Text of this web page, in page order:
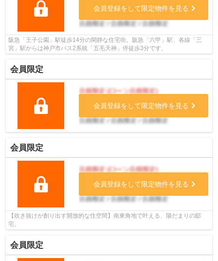
会員登録をして限定物件を見る
阪急「王子公園」駅徒歩14分の閑静な住宅街。阪急「六甲」駅、各線「三
宮」駅からは神戸市バス2系統「五毛天神」停徒歩3分です。
会員限定
会員登録をして限定物件を見る
会員限定
会員登録をして限定物件を見る
【吹き抜けが創り出す開放的な住空間】南東角地で叶える、陽だまりの邸
宅。
会員限定